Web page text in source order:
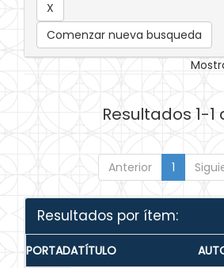
Comenzar nueva busqueda
Resultados 1-1
Anterior 1
Resultados por ítem:
PORTADATÍTULO